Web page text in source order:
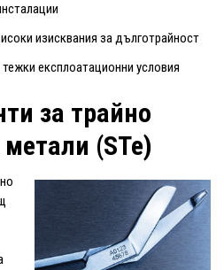
изисквания за дълготрайност
експлоатационни условия
за трайно
(STe)